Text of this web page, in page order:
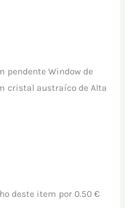
pendente Window de
cristal austraíco de Alta
deste item por 0.50 €